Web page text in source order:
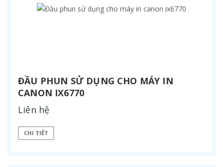
ĐẦU PHUN SỬ DỤNG CHO MÁY IN
CANON IX6770
Liên hệ
CHI TIẾT